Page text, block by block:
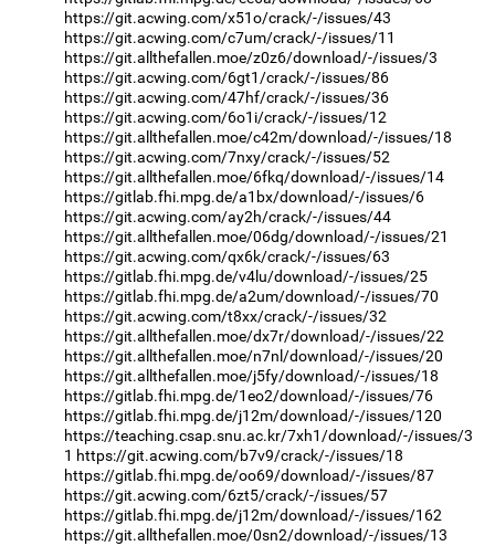
https://git.acwing.com/x51o/crack/-/issues/43
https://git.acwing.com/c7um/crack/-/issues/11
https://git.allthefallen.moe/z0z6/download/-/issues/3
https://git.acwing.com/6gt1/crack/-/issues/86
https://git.acwing.com/47hf/crack/-/issues/36
https://git.acwing.com/6o1i/crack/-/issues/12
https://git.allthefallen.moe/c42m/download/-/issues/18
https://git.acwing.com/7nxy/crack/-/issues/52
https://git.allthefallen.moe/6fkq/download/-/issues/14
https://gitlab.fhi.mpg.de/a1bx/download/-/issues/6
https://git.acwing.com/ay2h/crack/-/issues/44
https://git.allthefallen.moe/06dg/download/-/issues/21
https://git.acwing.com/qx6k/crack/-/issues/63
https://gitlab.fhi.mpg.de/v4lu/download/-/issues/25
https://gitlab.fhi.mpg.de/a2um/download/-/issues/70
https://git.acwing.com/t8xx/crack/-/issues/32
https://git.allthefallen.moe/dx7r/download/-/issues/22
https://git.allthefallen.moe/n7nl/download/-/issues/20
https://git.allthefallen.moe/j5fy/download/-/issues/18
https://gitlab.fhi.mpg.de/1eo2/download/-/issues/76
https://gitlab.fhi.mpg.de/j12m/download/-/issues/120
https://teaching.csap.snu.ac.kr/7xh1/download/-/issues/3
1 https://git.acwing.com/b7v9/crack/-/issues/18
https://gitlab.fhi.mpg.de/oo69/download/-/issues/87
https://git.acwing.com/6zt5/crack/-/issues/57
https://gitlab.fhi.mpg.de/j12m/download/-/issues/162
https://git.allthefallen.moe/0sn2/download/-/issues/13